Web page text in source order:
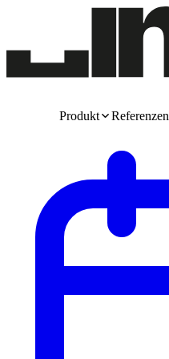
Produkt Referenzen